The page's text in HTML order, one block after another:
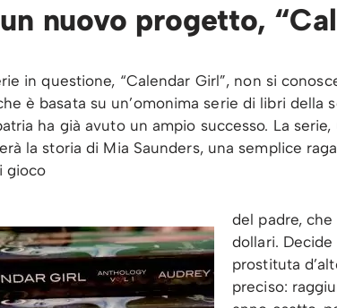
nuovo progetto,
in questione, “Calendar Girl”, non si
è basata su un’omonima serie di libri della
ha già avuto un ampio successo. La
la storia di Mia Saunders, una semplice
gioco
del padre,
dollari.
prostituta
preciso: